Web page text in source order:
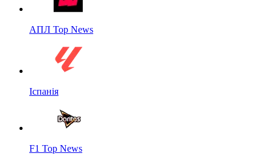
АПЛ Top News
Іспанія
F1 Top News